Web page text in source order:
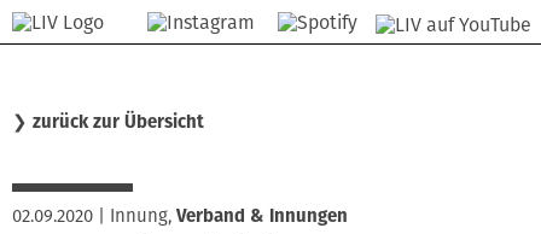
❯ zurück zur Übersicht
02.09.2020 Innung, Verband & Innungen